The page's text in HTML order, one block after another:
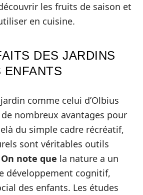
les fruits de saison et
en cuisine.
DES JARDINS
ENFANTS
comme celui d’Olbius
nombreux avantages pour
du simple cadre récréatif,
sont véritables outils
On note que la nature a un
développement cognitif,
des enfants. Les études